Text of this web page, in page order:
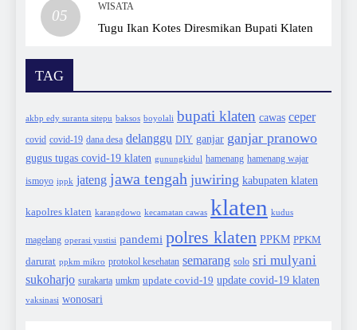
05
WISATA
Tugu Ikan Kotes Diresmikan Bupati Klaten
TAG
akbp edy suranta sitepu baksos boyolali bupati klaten cawas ceper
covid covid-19 dana desa delanggu DIY ganjar ganjar pranowo
gugus tugas covid-19 klaten gunungkidul hamenang hamenang wajar
ismoyo ippk jateng jawa tengah juwiring kabupaten klaten
kapolres klaten karangdowo kecamatan cawas klaten kudus
magelang operasi yustisi pandemi polres klaten PPKM PPKM
darurat ppkm mikro protokol kesehatan semarang solo sri mulyani
sukoharjo surakarta umkm update covid-19 update covid-19 klaten
vaksinasi wonosari